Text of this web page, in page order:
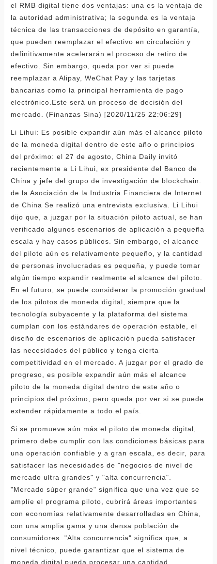
el RMB digital tiene dos ventajas: una es la ventaja de
la autoridad administrativa; la segunda es la ventaja
técnica de las transacciones de depósito en garantía,
que pueden reemplazar el efectivo en circulación y
definitivamente acelerarán el proceso de retiro de
efectivo. Sin embargo, queda por ver si puede
reemplazar a Alipay, WeChat Pay y las tarjetas
bancarias como la principal herramienta de pago
electrónico.Este será un proceso de decisión del
mercado. (Finanzas Sina) [2020/11/25 22:06:29]
Li Lihui: Es posible expandir aún más el alcance piloto
de la moneda digital dentro de este año o principios
del próximo: el 27 de agosto, China Daily invitó
recientemente a Li Lihui, ex presidente del Banco de
China y jefe del grupo de investigación de blockchain.
de la Asociación de la Industria Financiera de Internet
de China Se realizó una entrevista exclusiva. Li Lihui
dijo que, a juzgar por la situación piloto actual, se han
verificado algunos escenarios de aplicación a pequeña
escala y hay casos públicos. Sin embargo, el alcance
del piloto aún es relativamente pequeño, y la cantidad
de personas involucradas es pequeña, y puede tomar
algún tiempo expandir realmente el alcance del piloto.
En el futuro, se puede considerar la promoción gradual
de los pilotos de moneda digital, siempre que la
tecnología subyacente y la plataforma del sistema
cumplan con los estándares de operación estable, el
diseño de escenarios de aplicación pueda satisfacer
las necesidades del público y tenga cierta
competitividad en el mercado. A juzgar por el grado de
progreso, es posible expandir aún más el alcance
piloto de la moneda digital dentro de este año o
principios del próximo, pero queda por ver si se puede
extender rápidamente a todo el país.
Si se promueve aún más el piloto de moneda digital,
primero debe cumplir con las condiciones básicas para
una operación confiable y a gran escala, es decir, para
satisfacer las necesidades de "negocios de nivel de
mercado ultra grandes" y "alta concurrencia".
"Mercado súper grande" significa que una vez que se
amplíe el programa piloto, cubrirá áreas importantes
con economías relativamente desarrolladas en China,
con una amplia gama y una densa población de
consumidores. "Alta concurrencia" significa que, a
nivel técnico, puede garantizar que el sistema de
moneda digital pueda procesar una cantidad